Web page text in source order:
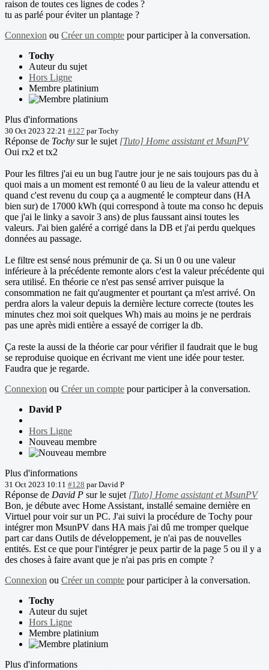
raison de toutes ces lignes de codes ?
tu as parlé pour éviter un plantage ?
Connexion ou Créer un compte pour participer à la conversation.
Tochy
Auteur du sujet
Hors Ligne
Membre platinium
Plus d'informations
30 Oct 2023 22:21 #127 parTochy
Réponse de Tochy sur le sujet [Tuto] Home assistant et MsunPV
Oui rx2 et tx2
Pour les filtres j'ai eu un bug l'autre jour je ne sais toujours pas du à
quoi mais a un moment est remonté 0 au lieu de la valeur attendu et
quand c'est revenu du coup ça a augmenté le compteur dans (HA
bien sur) de 17000 kWh (qui correspond à toute ma conso hc depuis
que j'ai le linky a savoir 3 ans) de plus faussant ainsi toutes les
valeurs. J'ai bien galéré a corrigé dans la DB et j'ai perdu quelques
données au passage.
Le filtre est sensé nous prémunir de ça. Si un 0 ou une valeur
inférieure à la précédente remonte alors c'est la valeur précédente qui
sera utilisé. En théorie ce n'est pas sensé arriver puisque la
consommation ne fait qu'augmenter et pourtant ça m'est arrivé. On
perdra alors la valeur depuis la dernière lecture correcte (toutes les
minutes chez moi soit quelques Wh) mais au moins je ne perdrais
pas une après midi entière a essayé de corriger la db.
Ça reste la aussi de la théorie car pour vérifier il faudrait que le bug
se reproduise quoique en écrivant me vient une idée pour tester.
Faudra que je regarde.
Connexion ou Créer un compte pour participer à la conversation.
David P
Hors Ligne
Nouveau membre
Plus d'informations
31 Oct 2023 10:11 #128 parDavid P
Réponse de David P sur le sujet [Tuto] Home assistant et MsunPV
Bon, je débute avec Home Assistant, installé semaine dernière en
Virtuel pour voir sur un PC. J'ai suivi la procédure de Tochy pour
intégrer mon MsunPV dans HA mais j'ai dû me tromper quelque
part car dans Outils de développement, je n'ai pas de nouvelles
entités. Est ce que pour l'intégrer je peux partir de la page 5 ou il y a
des choses à faire avant que je n'ai pas pris en compte ?
Connexion ou Créer un compte pour participer à la conversation.
Tochy
Auteur du sujet
Hors Ligne
Membre platinium
Plus d'informations